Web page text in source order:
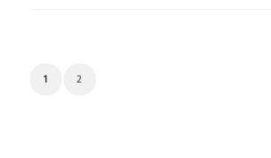
1 2